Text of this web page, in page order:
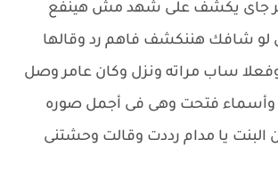
جاى يكشف على شهد مش هينفع
لو شافك هننكشف فاهم رد وقالها
ساب مراته ونزل وكان عامر وصل
وأسماء فتحت وهى فى أجمل صوره
البنت يا مدام رددت وقالت وحشتنى